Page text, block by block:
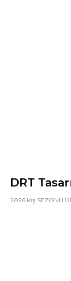
DRT
2026 Kış SEZONU